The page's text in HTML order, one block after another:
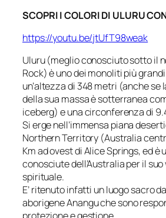
SCOPRI I COLORI DI ULURU
https://youtu.be/jtUfT98weak
Uluru (meglio conosciuto sotto il
Rock) è uno dei monoliti più
un’altezza di 348 metri (anche se
della sua massa è sotterranea
iceberg) e una circonferenza di
Si erge nell’immensa piana
Northern Territory (Australia
Km ad ovest di Alice Springs, ed è
conosciute dell’Australia per il
spirituale.
E’ ritenuto infatti un luogo sacro
aborigene Anangu che sono